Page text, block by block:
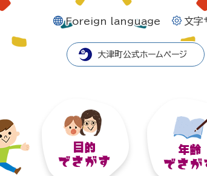
Foreign language 文字
大津町公式ホームページ